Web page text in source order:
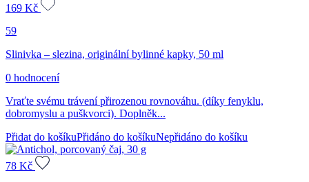
169 Kč
59
Slinivka – slezina, originální bylinné kapky, 50 ml
0 hodnocení
Vraťte svému trávení přirozenou rovnováhu. (díky fenyklu,
dobromyslu a puškvorci). Doplněk...
Přidat do košíkuPřidáno do košíkuNepřidáno do košíku
78 Kč